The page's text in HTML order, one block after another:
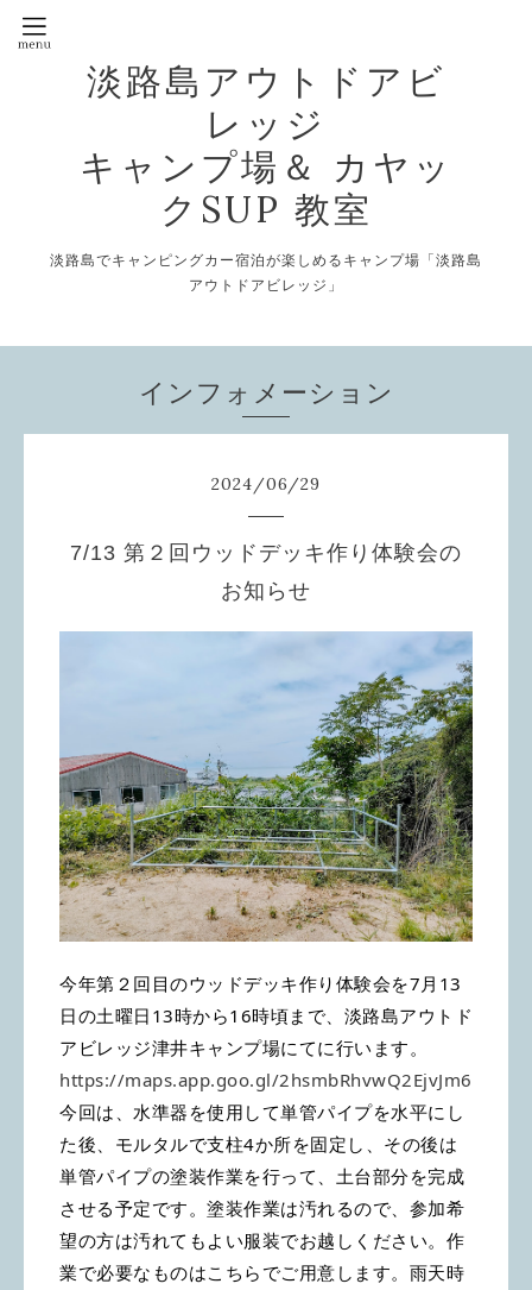
淡路島アウトドアビ
レッジ
キャンプ場＆ カヤッ
クSUP 教室
淡路島でキャンピングカー宿泊が楽しめるキャンプ場「淡路島
アウトドアビレッジ」
インフォメーション
2024/06/29
7/13 第２回ウッドデッキ作り体験会の
お知らせ
今年第２回目のウッドデッキ作り体験会を7月13
日の土曜日13時から16時頃まで、淡路島アウトド
アビレッジ津井キャンプ場にてに行います。
https://maps.app.goo.gl/2hsmbRhvwQ2EjvJm6
今回は、水準器を使用して単管パイプを水平にし
た後、モルタルで支柱4か所を固定し、その後は
単管パイプの塗装作業を行って、土台部分を完成
させる予定です。塗装作業は汚れるので、参加希
望の方は汚れてもよい服装でお越しください。作
業で必要なものはこちらでご用意します。雨天時